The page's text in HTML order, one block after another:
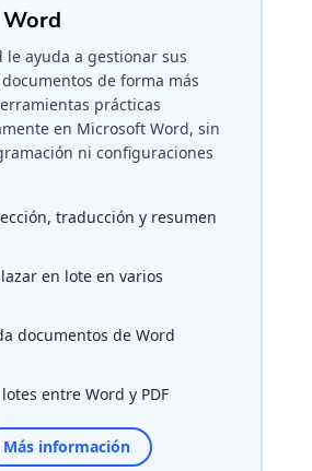
le ayuda a gestionar sus
de forma más
prácticas
en Microsoft Word, sin
ni configuraciones
traducción y resumen
en lote en varios
documentos de Word
entre Word y PDF
Más información